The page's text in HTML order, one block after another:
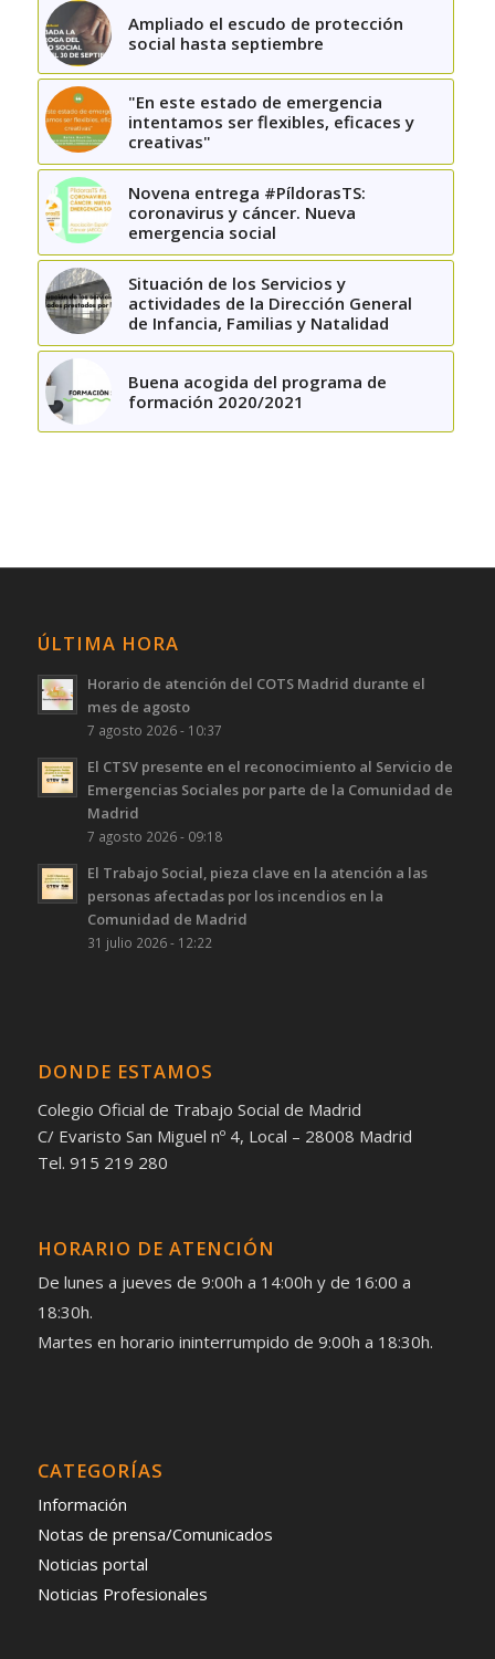
Ampliado el escudo de protección
social hasta septiembre
"En este estado de emergencia
intentamos ser flexibles, eficaces y
creativas"
Novena entrega #PíldorasTS:
coronavirus y cáncer. Nueva
emergencia social
Situación de los Servicios y
actividades de la Dirección General
de Infancia, Familias y Natalidad
Buena acogida del programa de
formación 2020/2021
ÚLTIMA HORA
Horario de atención del COTS Madrid durante el
mes de agosto
7 agosto 2026 - 10:37
El CTSV presente en el reconocimiento al Servicio de
Emergencias Sociales por parte de la Comunidad de
Madrid
7 agosto 2026 - 09:18
El Trabajo Social, pieza clave en la atención a las
personas afectadas por los incendios en la
Comunidad de Madrid
31 julio 2026 - 12:22
DONDE ESTAMOS
Colegio Oficial de Trabajo Social de Madrid
C/ Evaristo San Miguel nº 4, Local – 28008 Madrid
Tel. 915 219 280
HORARIO DE ATENCIÓN
De lunes a jueves de 9:00h a 14:00h y de 16:00 a
18:30h.
Martes en horario ininterrumpido de 9:00h a 18:30h.
CATEGORÍAS
Información
Notas de prensa/Comunicados
Noticias portal
Noticias Profesionales